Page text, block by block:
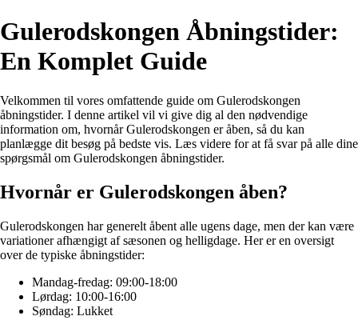
Gulerodskongen Åbningstider:
En Komplet Guide
Velkommen til vores omfattende guide om Gulerodskongen
åbningstider. I denne artikel vil vi give dig al den nødvendige
information om, hvornår Gulerodskongen er åben, så du kan
planlægge dit besøg på bedste vis. Læs videre for at få svar på alle dine
spørgsmål om Gulerodskongen åbningstider.
Hvornår er Gulerodskongen åben?
Gulerodskongen har generelt åbent alle ugens dage, men der kan være
variationer afhængigt af sæsonen og helligdage. Her er en oversigt
over de typiske åbningstider:
Mandag-fredag: 09:00-18:00
Lørdag: 10:00-16:00
Søndag: Lukket